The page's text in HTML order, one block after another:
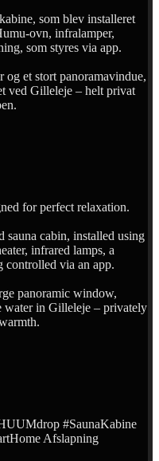
som blev installeret
ovn, infralamper,
som styres via app.
et stort panoramavindue,
ved Gilleleje – helt privat
for perfect relaxation.
sauna cabin, installed using
infrared lamps, a
via an app.
panoramic window,
in Gilleleje – privately
#SaunaKabine
Afslapning